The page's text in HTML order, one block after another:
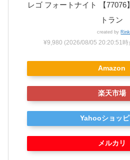
レゴ フォートナイト 【77076
トラン
created by
¥9,980 (2026/08/05 20:20:51
Amazon
楽天市場
Yahooショッ
メルカリ